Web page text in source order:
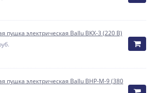
пушка электрическая Ballu BKX-3 (220 В)
пушка электрическая Ballu BHP-M-9 (380